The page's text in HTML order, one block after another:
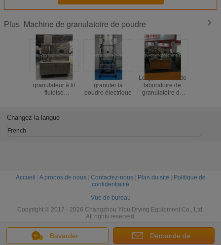
Plus Machine de granulatoire de poudre
Sécheur et
granulateur à lit
fluidisé
Machine à
granuler la
poudre électrique
Le type source de
laboratoire de
granulatoire de
Bavarder Demande de
Changez la langue
French
Accueil A propos de nous| Contactez-nous| Plan du site
Politique de
confidentialité
Vue de bureau
Copyright © 2017 - 2026 Changzhou Yibu Drying Equipment Co., Ltd.
All rights reserved.